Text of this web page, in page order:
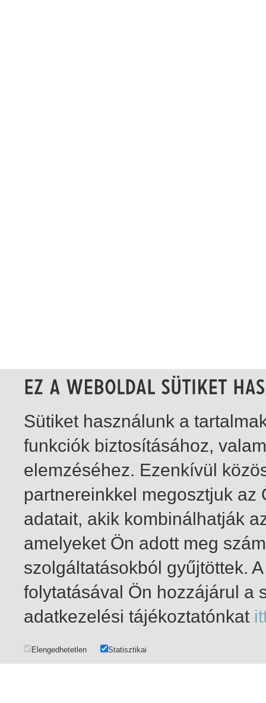
1-20 / total 21 hit
Sütiket használunk a
funkciók biztosításához,
elemzéséhez. Ezenkívül
partnereinkkel megosztjuk
adatait, akik kombinálhatják
amelyeket Ön adott meg
szolgáltatásokból gyűjtöttek.
folytatásával Ön hozzájárul a
adatkezelési tájékoztatónkat
Elengedhetetlen Statisztikai